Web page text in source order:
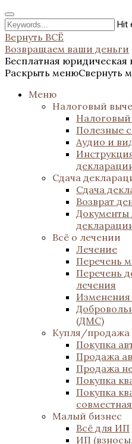
Hit
Вернуть ВСЁ
Возвращаем ваши деньги
Бесплатная юридическая
Раскрыть менюСвернуть
Меню
Налоговый
Полезные
Аудио и
Сдача
Сдача
Возврат
Документы
Всё о лечении
Лечение
Перечень
Перечень
лечения
(ДМС)
Купля/продажа
Покупка
Продажа
Продажа
Покупка
Покупка
совместная
Малый бизнес
Всё для ИП
ИП